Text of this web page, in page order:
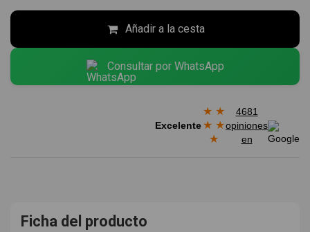
Añadir a la cesta
Consultar por WhatsApp
Excelente
★ ★
★ ★
★
4681
opiniones
en
Ficha del producto